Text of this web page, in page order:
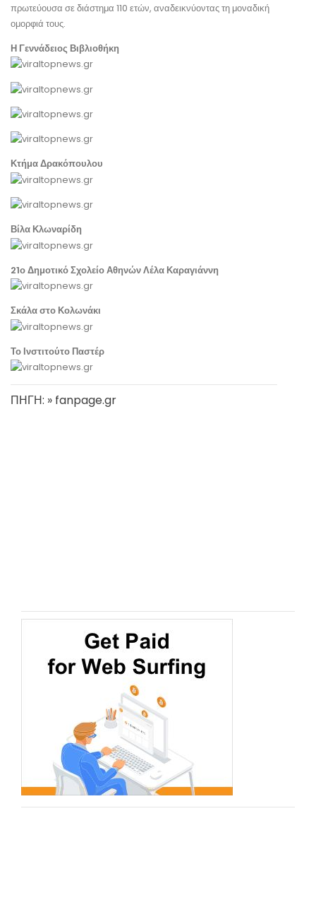
πρωτεύουσα σε διάστημα 110 ετών, αναδεικνύοντας τη μοναδική
ομορφιά τους.
Η Γεννάδειος Βιβλιοθήκη
Κτήμα Δρακόπουλου
Βίλα Κλωναρίδη
21ο Δημοτικό Σχολείο Αθηνών Λέλα Καραγιάννη
Σκάλα στο Κολωνάκι
Το Ινστιτούτο Παστέρ
ΠΗΓΗ: » fanpage.gr